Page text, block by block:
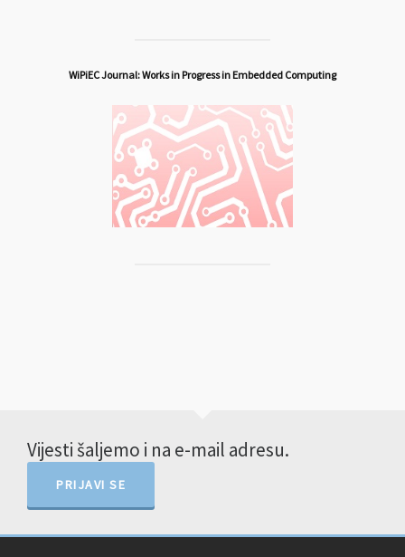
WiPiEC Journal: Works in Progress in Embedded Computing
Vijesti šaljemo i na e-mail adresu.
PRIJAVI SE